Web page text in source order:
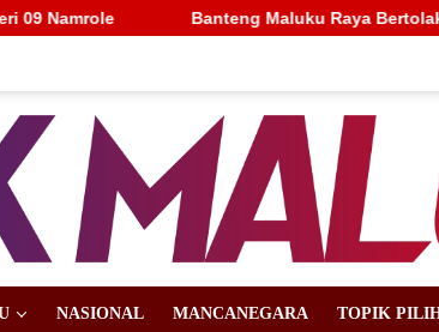
Raya Bertolak ke Putaran Nasional, Alhidayat
NASIONAL MANCANEGARA TOPIK